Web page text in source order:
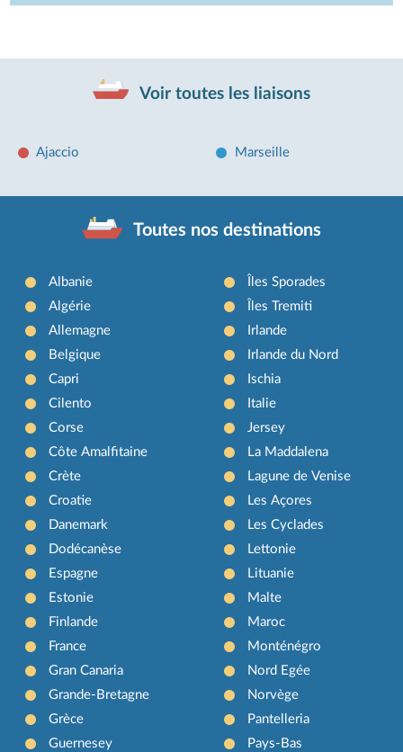
Voir toutes les liaisons
Ajaccio Marseille
Toutes nos destinations
Albanie
Algérie
Allemagne
Belgique
Capri
Cilento
Corse
Côte Amalfitaine
Crète
Croatie
Danemark
Dodécanèse
Espagne
Estonie
Finlande
France
Gran Canaria
Grande-Bretagne
Grèce
Guernesey
Îles Sporades
Îles Tremiti
Irlande
Irlande du Nord
Ischia
Italie
Jersey
La Maddalena
Lagune de Venise
Les Açores
Les Cyclades
Lettonie
Lituanie
Malte
Maroc
Monténégro
Nord Egée
Norvège
Pantelleria
Pays-Bas